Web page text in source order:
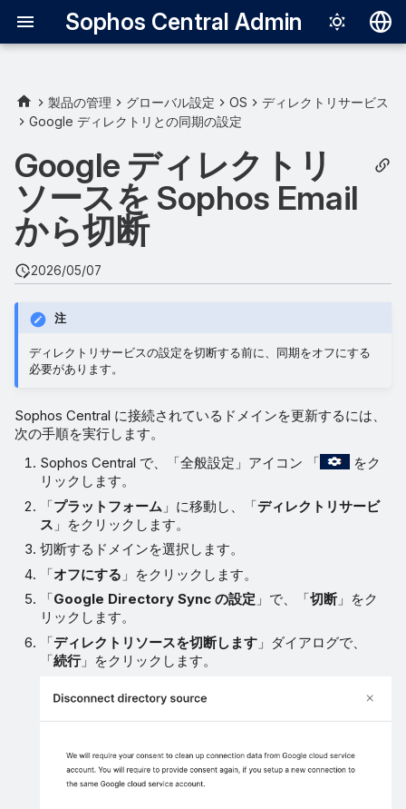
Sophos Central Admin
English
Français
Italiano
製品の管理 グローバル設定 OS
ディレクトリサービス
Google ディレクトリとの同期の設定
Google ディレクトリ
ソースを Sophos Email
から切断
2026/05/07
注
ディレクトリサービスの設定を切断する前に、同期をオフにする
必要があります。
Sophos Central に接続されているドメインを更新するには、
次の手順を実行します。
Sophos Central で、「全般設定」アイコン 「
をク
リックします。
「プラットフォーム 」に移動し、「ディレクトリサービ
ス 」をクリックします。
切断するドメインを選択します。
「オフにする 」をクリックします。
「Google Directory Sync の設定 」で、「切断」をク
リックします。
「ディレクトリソースを切断します 」ダイアログで、
「続行」をクリックします。